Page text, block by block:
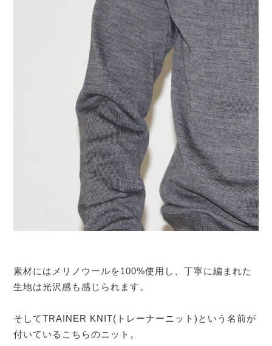
素材にはメリノウールを100%使用し、丁寧に編まれた
生地は光沢感も感じられます。
そしてTRAINER KNIT(トレーナーニット)という名前が
付いているこちらのニット。